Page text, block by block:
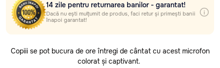
14 zile pentru returnarea banilor - garantat!
Dacă nu ești mulțumit de produs, faci retur și primești banii
înapoi garantat!
Copiii se pot bucura de ore întregi de cântat cu acest microfon
colorat și captivant.
Plata online sigură prin MAIB
14 zile pentru returnarea banilor - garantat!
Peste 10 000 de clienți mulțumiți!